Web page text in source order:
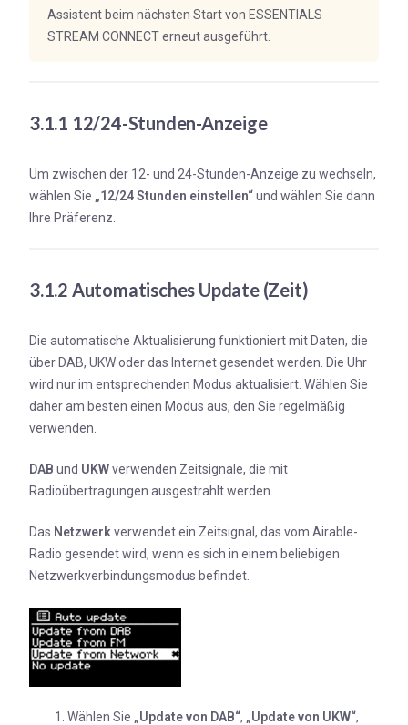
Assistent beim nächsten Start von ESSENTIALS
STREAM CONNECT erneut ausgeführt.
3.1.1 12/24-Stunden-Anzeige
Um zwischen der 12- und 24-Stunden-Anzeige zu wechseln,
wählen Sie „12/24 Stunden einstellen“und wählen Sie dann
Ihre Präferenz.
3.1.2 Automatisches Update (Zeit)
Die automatische Aktualisierung funktioniert mit Daten, die
über DAB, UKW oder das Internet gesendet werden. Die Uhr
wird nur im entsprechenden Modus aktualisiert. Wählen Sie
daher am besten einen Modus aus, den Sie regelmäßig
verwenden.
DAB und UKWverwenden Zeitsignale, die mit
Radioübertragungen ausgestrahlt werden.
Das Netzwerk verwendet ein Zeitsignal, das vom Airable-
Radio gesendet wird, wenn es sich in einem beliebigen
Netzwerkverbindungsmodus befindet.
Wählen Sie „Update von DAB“, „Update von UKW“,